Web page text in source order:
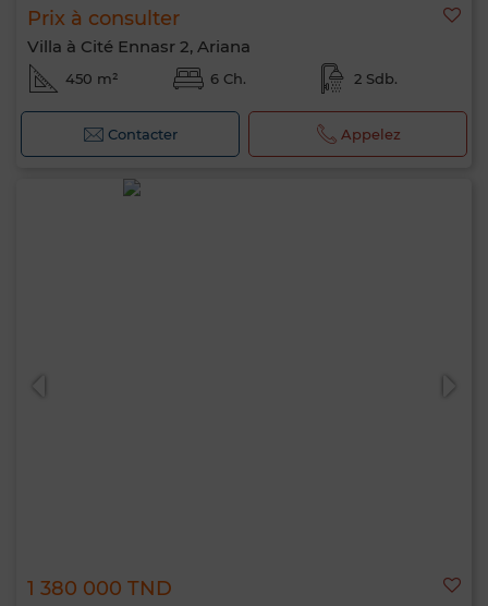
Prix à consulter
Villa à Cité Ennasr 2, Ariana
450 m² 6 Ch. 2 Sdb.
Contacter Appelez
1 380 000 TND